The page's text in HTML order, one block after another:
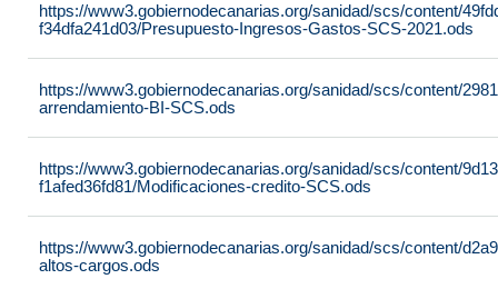
https://www3.gobiernodecanarias.org/sanidad/scs/content/
f34dfa241d03/Presupuesto-Ingresos-Gastos-SCS-2021.ods
https://www3.gobiernodecanarias.org/sanidad/scs/content/
arrendamiento-BI-SCS.ods
https://www3.gobiernodecanarias.org/sanidad/scs/content/
f1afed36fd81/Modificaciones-credito-SCS.ods
https://www3.gobiernodecanarias.org/sanidad/scs/content/
altos-cargos.ods